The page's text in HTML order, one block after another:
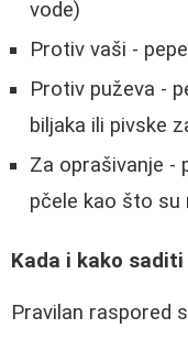
vode)
Protiv vaši -
Protiv puževa -
biljaka ili pivske
Za oprašivanje -
pčele kao što su
Kada i kako
Pravilan raspored